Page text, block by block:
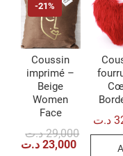
-21%
Coussin
imprimé –
Beige
Women
Face
29,000 د.ت
Le
23,000 د.ت
Le
د.ت